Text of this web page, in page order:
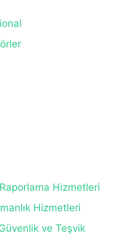
Hizmetleri
Hizmetleri
ve Teşvik